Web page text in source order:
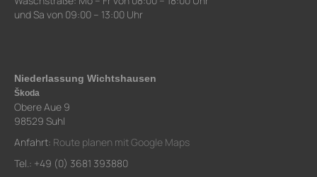
und Sa von 09:00 – 13:00 Uhr
Niederlassung Wichtshausen
Škoda
Obere Aue 9
98529 Suhl
Anfahrt: Route planen mit Google Maps
Tel.: +49 (0) 3681 393880